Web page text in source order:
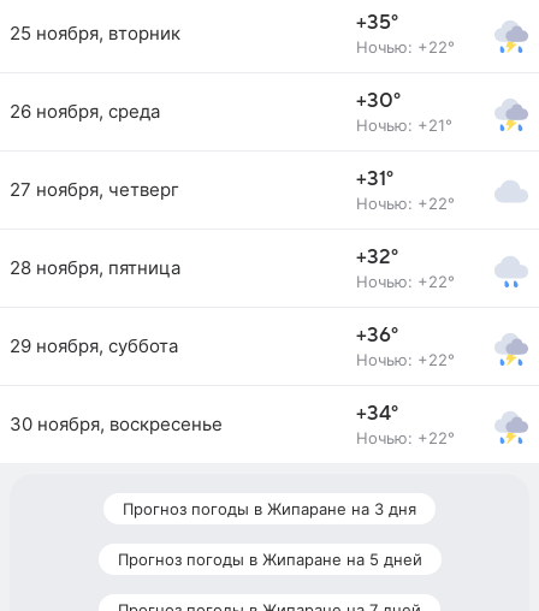
25 ноября, вторник +35°
Ночью: +22°
26 ноября, среда +30°
Ночью: +21°
27 ноября, четверг +31°
Ночью: +22°
28 ноября, пятница +32°
Ночью: +22°
29 ноября, суббота +36°
Ночью: +22°
30 ноября, воскресенье +34°
Ночью: +22°
Прогноз погоды в Жипаране на 3 дня
Прогноз погоды в Жипаране на 5 дней